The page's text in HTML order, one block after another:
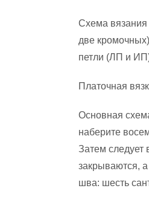
Схема вязания
две
петли (ЛП и
Платочная
Основная
наберите
Затем следует
закрываются,
шва: шесть